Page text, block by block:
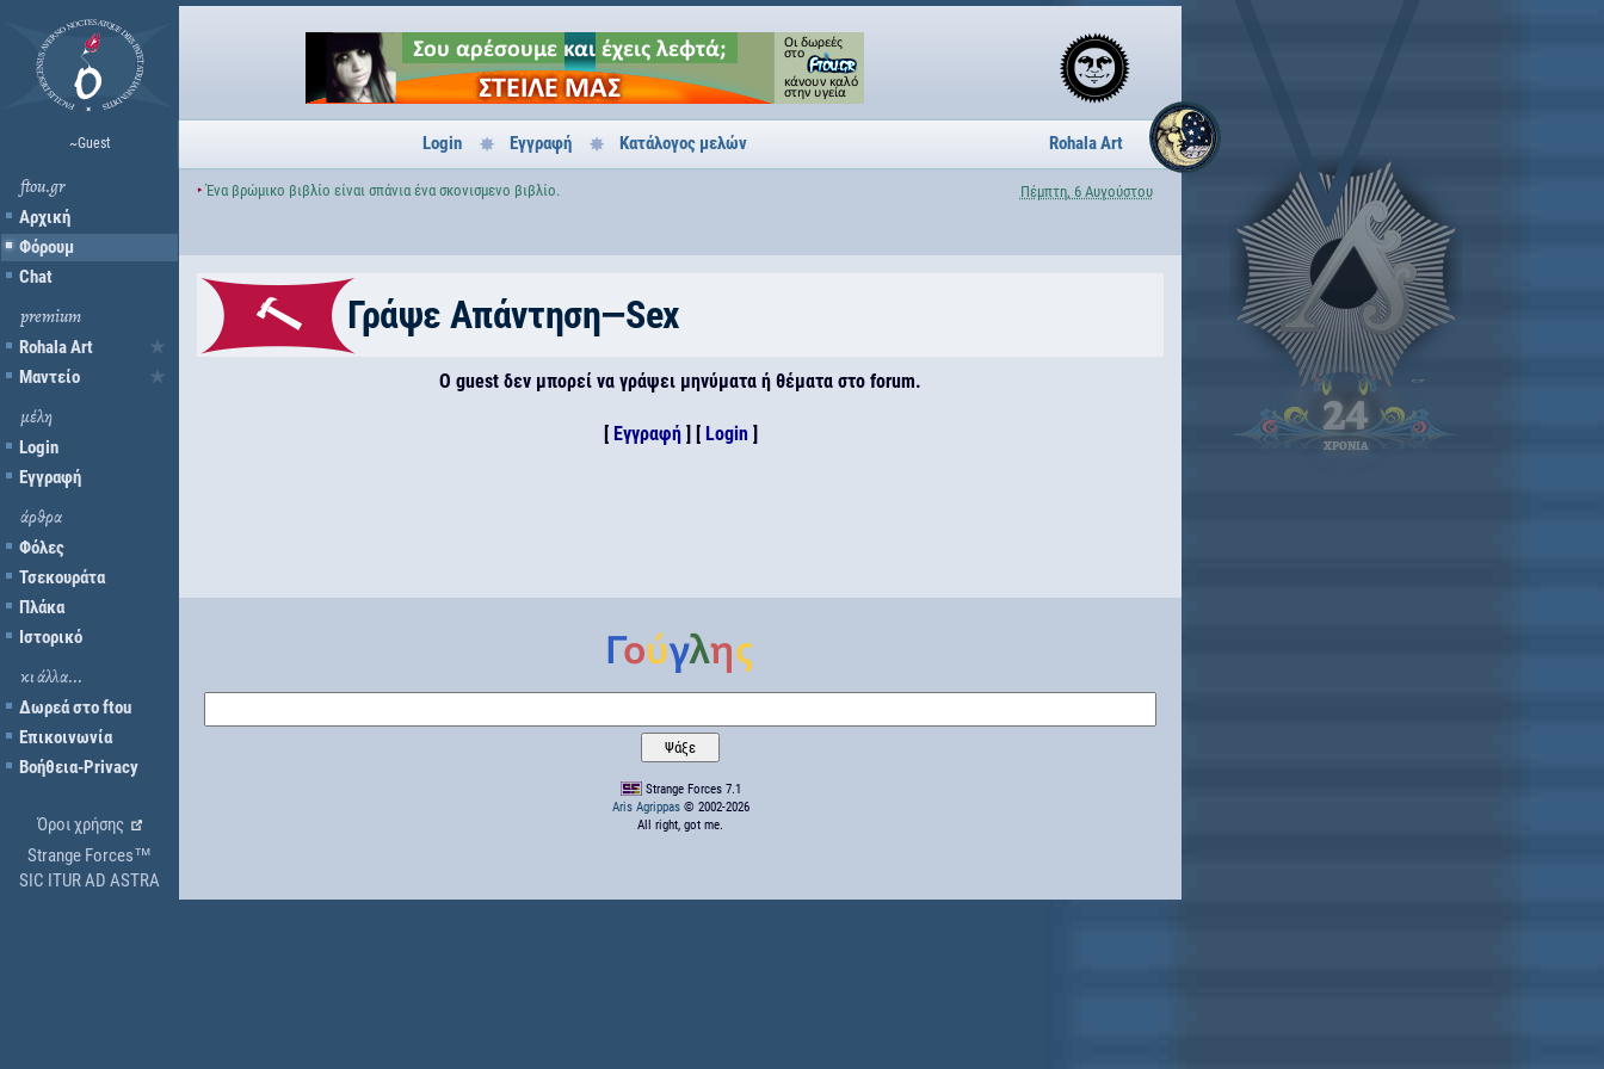
~Guest
ftou.gr
Αρχική
Φόρουμ
Chat
premium
Rohala Art
Μαντείο
μέλη
Login
Εγγραφή
άρθρα
Φόλες
Τσεκουράτα
Πλάκα
Ιστορικό
κι άλλα...
Δωρεά στο ftou
Επικοινωνία
Βοήθεια-Privacy
Όροι χρήσης
Strange Forces™
SIC ITUR AD ASTRA
Login Εγγραφή Κατάλογος μελών Rohala Art
‣ Ένα βρώμικο βιβλίο είναι σπάνια ένα σκονισμενο βιβλίο. Πέμπτη, 6 Αυγούστου
Γράψε Απάντηση—Sex
Ο guest δεν μπορεί να γράψει μηνύματα ή θέματα στο forum.
[ Εγγραφή] [ Login ]
Strange Forces 7.1
Aris Agrippas© 2002-2026
All right, got me.
24
ΧΡΟΝΙΑ